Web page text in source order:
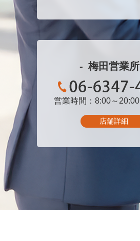
梅田営業所
06-6347-4545
営業時間：8:00～20:00
店舗詳細